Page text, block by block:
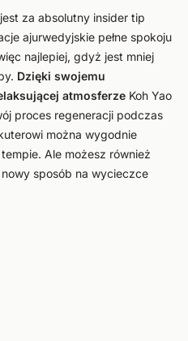
za absolutny insider tip
ajurwedyjskie pełne spokoju
najlepiej, gdyż jest mniej
Dzięki swojemu
atmosferze Koh Yao
proces regeneracji podczas
można wygodnie
Ale możesz również
sposób na wycieczce